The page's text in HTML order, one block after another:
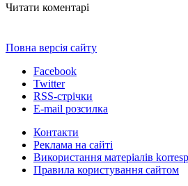
Читати коментарі
Повна версія сайту
Facebook
Twitter
RSS-стрічки
E-mail розсилка
Контакти
Реклама на сайті
Використання матеріалів
Правила користування сайтом